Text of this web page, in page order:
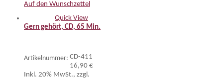
Auf den Wunschzettel
Quick View
Gern gehört, CD, 65 Min.
Artikelnummer: CD-411
16,90 €
Inkl. 20% MwSt., zzgl.